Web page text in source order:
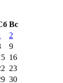
Вс
2
9
16
23
30